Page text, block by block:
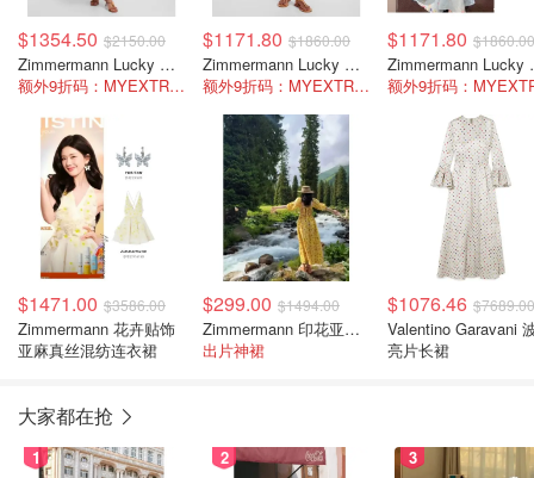
$1354.50 $2150.00
Zimmermann Lucky 花卉棉质拼接长裙
额外9折码：MYEXTRA10
$1171.80 $1860.00
Zimmermann Lucky 镶蕾丝亚麻迷你连衣裙
额外9折码：MYEXTRA10
$1171.80 $1860.00
$1471.00 $3586.00
Zimmermann 花卉贴饰
亚麻真丝混纺连衣裙
$299.00 $1494.00
Zimmermann 印花亚麻露背中长连衣裙
出片神裙
$1076.46 $7689.00
Valentino Garavani
亮片长裙
大家都在抢
1 2 3